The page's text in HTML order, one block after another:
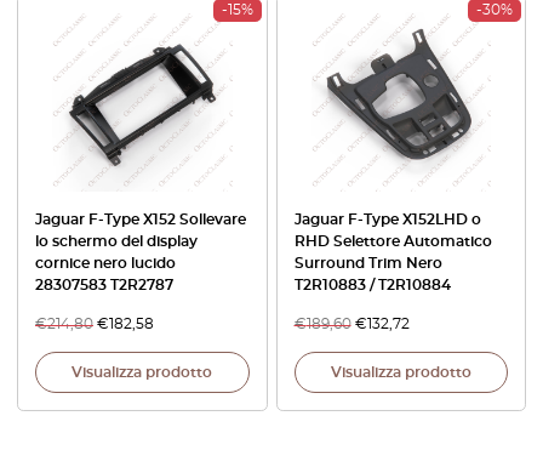
-15%
Jaguar F-Type X152 Sollevare
lo schermo del display
cornice nero lucido
28307583 T2R2787
€214,80 €182,58
Visualizza prodotto
-30%
Jaguar F-Type X152LHD o
RHD Selettore Automatico
Surround Trim Nero
T2R10883 / T2R10884
€189,60 €132,72
Visualizza prodotto